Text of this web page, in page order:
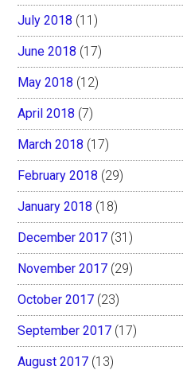
July 2018 (11)
June 2018 (17)
May 2018 (12)
April 2018 (7)
March 2018 (17)
February 2018 (29)
January 2018 (18)
December 2017 (31)
November 2017 (29)
October 2017 (23)
September 2017 (17)
August 2017 (13)